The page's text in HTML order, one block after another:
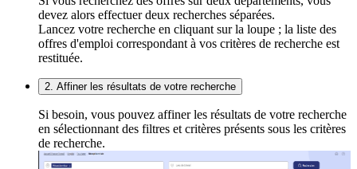
devez alors effectuer deux recherches séparées.
Lancez votre recherche en cliquant sur la loupe ; la liste des
offres d'emploi correspondant à vos critères de recherche est
restituée.
2. Affiner les résultats de votre recherche
Si besoin, vous pouvez affiner les résultats de votre recherche
en sélectionnant des filtres et critères présents sous les critères
de recherche.